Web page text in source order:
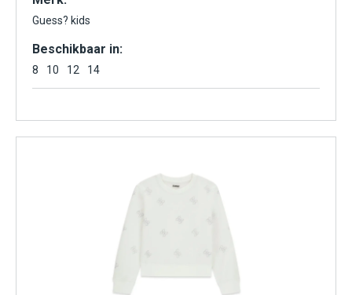
Guess? kids
Beschikbaar in:
8 10 12 14